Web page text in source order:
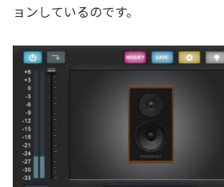
ョンしているのです。